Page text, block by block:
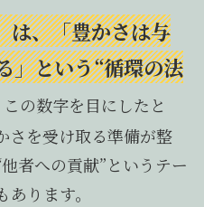
は、「豊かさは与
」という“循環の法
の数字を目にしたと
さを受け取る準備が整
者への貢献”というテー
ります。